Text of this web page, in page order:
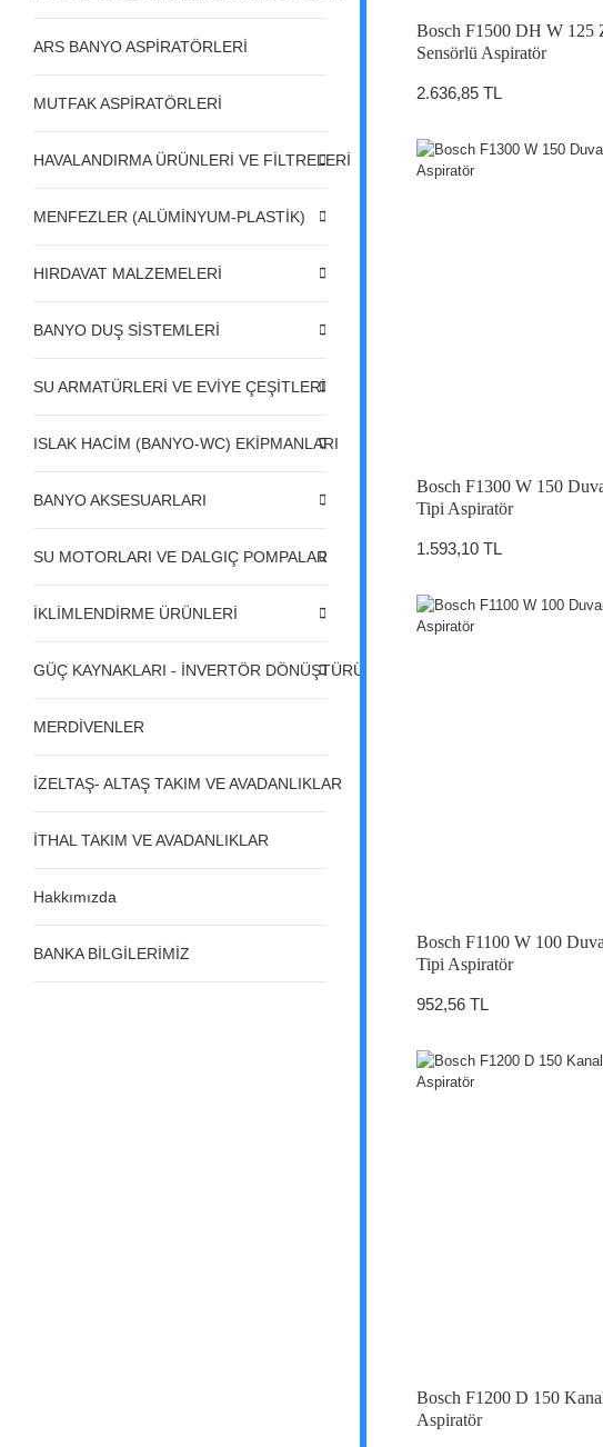
ARS BANYO ASPİRATÖRLERİ
MUTFAK ASPİRATÖRLERİ
HAVALANDIRMA ÜRÜNLERİ VE FİLTRELERİ
MENFEZLER (ALÜMİNYUM-PLASTİK)
HIRDAVAT MALZEMELERİ
BANYO DUŞ SİSTEMLERİ
SU ARMATÜRLERİ VE EVİYE ÇEŞİTLERİ
ISLAK HACİM (BANYO-WC) EKİPMANLARI
BANYO AKSESUARLARI
SU MOTORLARI VE DALGIÇ POMPALAR
İKLİMLENDİRME ÜRÜNLERİ
GÜÇ KAYNAKLARI - İNVERTÖR DÖNÜŞTÜRÜCÜLER - REGÜLATÖRLER
MERDİVENLER
İZELTAŞ- ALTAŞ TAKIM VE AVADANLIKLAR
İTHAL TAKIM VE AVADANLIKLAR
Hakkımızda
BANKA BİLGİLERİMİZ
Bosch F1500 DH W 125
Sensörlü Aspiratör
2.636,85 TL
Bosch F1300 W 150
Tipi Aspiratör
1.593,10 TL
Bosch F1100 W 100
Tipi Aspiratör
952,56 TL
Bosch F1200 D 150
Aspiratör